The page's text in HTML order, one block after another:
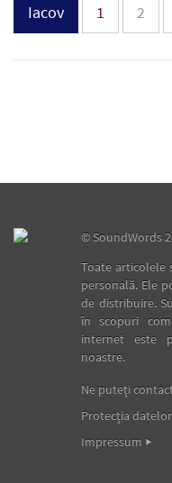
Iacov 1 2
©SoundWords
Toate articolele
personală. Ele
de distribuire.
în scopuri
internet este
noastre.
Ne puteţi
Protecţia datelor
Impressum